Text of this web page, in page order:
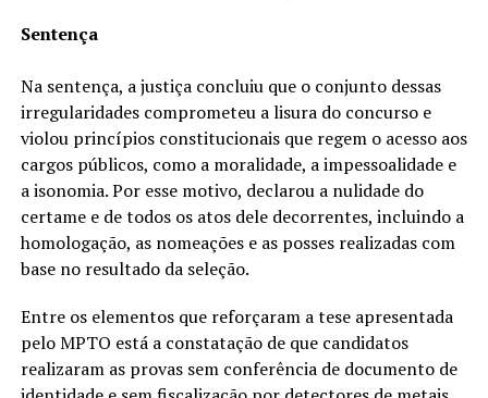
Sentença
Na sentença, a justiça concluiu que o conjunto dessas
irregularidades comprometeu a lisura do concurso e
violou princípios constitucionais que regem o acesso aos
cargos públicos, como a moralidade, a impessoalidade e
a isonomia. Por esse motivo, declarou a nulidade do
certame e de todos os atos dele decorrentes, incluindo a
homologação, as nomeações e as posses realizadas com
base no resultado da seleção.
Entre os elementos que reforçaram a tese apresentada
pelo MPTO está a constatação de que candidatos
realizaram as provas sem conferência de documento de